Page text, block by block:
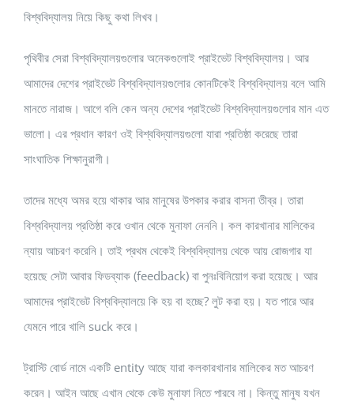
বিশ্ববিদ্যালয় নিয়ে কিছু কথা লিখব।
পৃথিবীর সেরা বিশ্ববিদ্যালয়গুলোর অনেকগুলোই প্রাইভেট বিশ্ববিদ্যালয়। আর
আমাদের দেশের প্রাইভেট বিশ্ববিদ্যালয়গুলোর কোনটিকেই বিশ্ববিদ্যালয় বলে আমি
মানতে নারাজ। আগে বলি কেন অন্য দেশের প্রাইভেট বিশ্ববিদ্যালয়গুলোর মান এত
ভালো। এর প্রধান কারণ ওই বিশ্ববিদ্যালয়গুলো যারা প্রতিষ্ঠা করেছে তারা
সাংঘাতিক শিক্ষানুরাগী।
তাদের মধ্যে অমর হয়ে থাকার আর মানুষের উপকার করার বাসনা তীব্র। তারা
বিশ্ববিদ্যালয় প্রতিষ্ঠা করে ওখান থেকে মুনাফা নেননি। কল কারখানার মালিকের
ন্যায় আচরণ করেনি। তাই প্রথম থেকেই বিশ্ববিদ্যালয় থেকে আয় রোজগার যা
হয়েছে সেটা আবার ফিডব্যাক (feedback) বা পুনঃবিনিয়োগ করা হয়েছে। আর
আমাদের প্রাইভেট বিশ্ববিদ্যালয়ে কি হয় বা হচ্ছে? লুট করা হয়। যত পারে আর
যেমনে পারে খালি suck করে।
ট্রাস্টি বোর্ড নামে একটি entity আছে যারা কলকারখানার মালিকের মত আচরণ
করেন। আইন আছে এখান থেকে কেউ মুনাফা নিতে পারবে না। কিন্তু মানুষ যখন